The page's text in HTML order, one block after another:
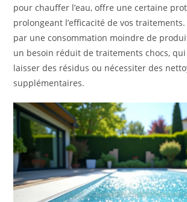
pour chauffer l’eau, offre une certaine
prolongeant l’efficacité de vos
par une consommation moindre de
un besoin réduit de traitements chocs,
laisser des résidus ou nécessiter des
supplémentaires.